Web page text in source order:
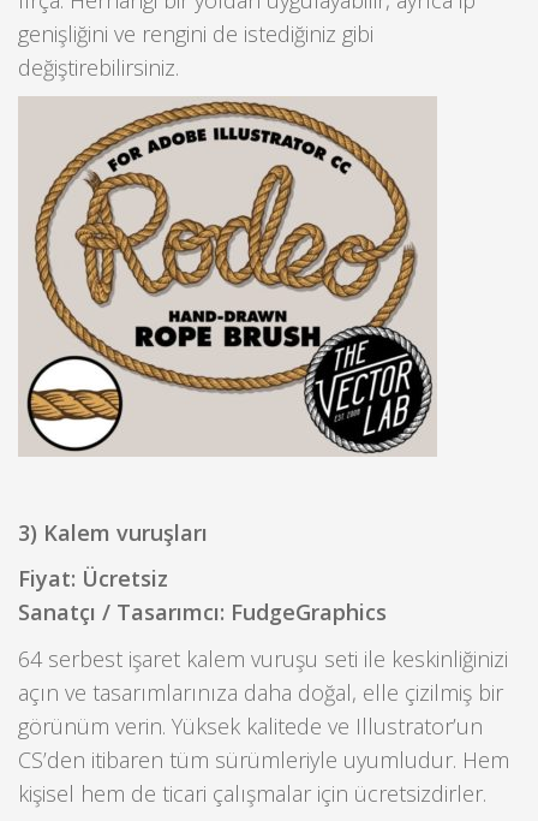
genişliğini ve rengini de istediğiniz gibi
değiştirebilirsiniz.
3) Kalem vuruşları
Fiyat: Ücretsiz
Sanatçı / Tasarımcı: FudgeGraphics
64 serbest işaret kalem vuruşu seti ile keskinliğinizi
açın ve tasarımlarınıza daha doğal, elle çizilmiş bir
görünüm verin. Yüksek kalitede ve Illustrator’un
CS’den itibaren tüm sürümleriyle uyumludur. Hem
kişisel hem de ticari çalışmalar için ücretsizdirler.